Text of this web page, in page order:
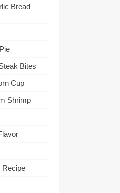
Bread
Bites
Cup
Shrimp
Recipe